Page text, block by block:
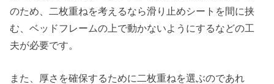
のため、二枚重ねを考えるなら滑り止めシートを間に挟
む、ベッドフレームの上で動かないようにするなどの工
夫が必要です。
また、厚さを確保するために二枚重ねを選ぶのであれ